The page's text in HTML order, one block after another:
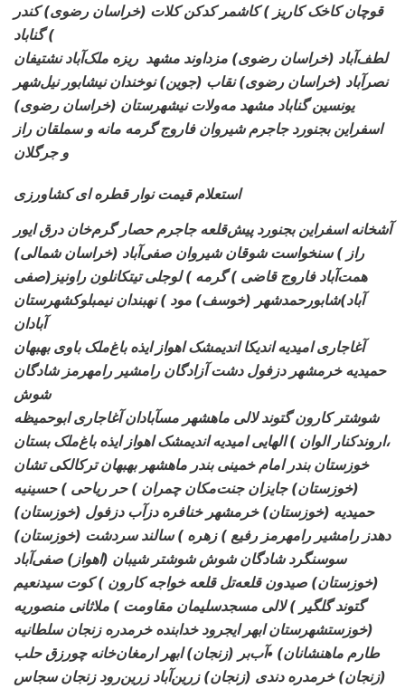
قوچان کاخک کاریز ) کاشمر کدکن کلات (خراسان رضوی) کندر
) گناباد
لطف‌آباد (خراسان رضوی) مزداوند مشهد ریزه ملک‌آباد نشتیفان
نصرآباد (خراسان رضوی) نقاب (جوین) نوخندان نیشابور نیل‌شهر
(خراسان رضوی) یونسین گناباد مشهد مه‌ولات نیشهرستان
اسفراین بجنورد جاجرم شیروان فاروج گرمه مانه و سملقان راز
و جرگلان
استعلام قیمت نوار قطره ای کشاورزی
آشخانه اسفراین بجنورد پیش‌قلعه جاجرم حصار گرم‌خان درق ایور
راز ) سنخواست شوقان شیروان صفی‌آباد (خراسان شمالی)
همت‌آبادفاروج قاضی ) گرمه ) لوجلی تیتکانلون راونیز(صفی
آباد)شابورحمدشهر (خوسف) مود ) نهبندان نیمبلوکشهرستان
آبادان
آغاجاریامیدیه اندیکا اندیمشک اهواز ایذه باغ‌ملک باوی بهبهان
حمیدیه خرمشهر دزفول دشت آزادگان رامشیر رامهرمز شادگان
شوش
شوشتر کارون گتوند لالی ماهشهر مسآبادان آغاجاری ابوحمیظه
اروندکنار الوان ) الهایی امیدیه اندیمشک اهواز ایذه باغ‌ملک بستان،
خوزستان بندر امام خمینی بندر ماهشهر بهبهان ترکالکی تشان
(خوزستان) جایزان جنت‌مکان چمران ) حر ریاحی ) حسینیه
(خوزستان) حمیدیه (خوزستان) خرمشهر خنافره دزآب دزفول
دهدز رامشیر رامهرمز رفیع ) زهره ) سالند سردشت (خوزستان)
سوسنگرد شادگان شوش شوشتر شیبان (اهواز) صفی‌آباد
(خوزستان) صیدون قلعه‌تل قلعه خواجه کارون ) کوت سیدنعیم
گتوند گلگیر ) لالی مسجدسلیمان مقاومت ) ملاثانی منصوریه
(خوزستشهرستان ابهر ایجرود خدابنده خرمدره زنجان سلطانیه
طارم ماهنشانان) •آب‌بر (زنجان) ابهر ارمغان‌خانه چورزق حلب
(زنجان) خرمدره دندی (زنجان) زرین‌آباد زرین‌رود زنجان سجاس